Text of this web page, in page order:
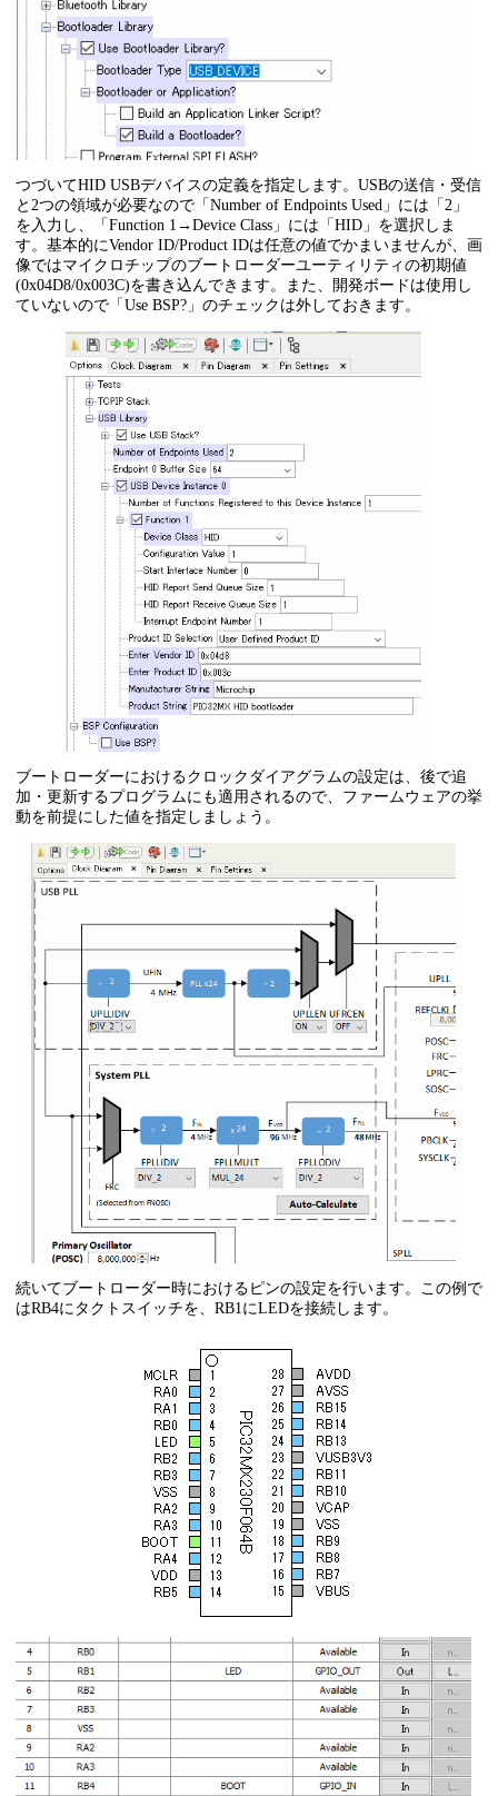
つづいてHID USBデバイスの定義を指定します。USBの送信・受信
と2つの領域が必要なので「Number of Endpoints Used」には「2」
を入力し、「Function 1→Device Class」には「HID」を選択しま
す。基本的にVendor ID/Product IDは任意の値でかまいませんが、画
像ではマイクロチップのブートローダーユーティリティの初期値
(0x04D8/0x003C)を書き込んできます。また、開発ボードは使用し
ていないので「Use BSP?」のチェックは外しておきます。
ブートローダーにおけるクロックダイアグラムの設定は、後で追
加・更新するプログラムにも適用されるので、ファームウェアの挙
動を前提にした値を指定しましょう。
続いてブートローダー時におけるピンの設定を行います。この例で
はRB4にタクトスイッチを、RB1にLEDを接続します。